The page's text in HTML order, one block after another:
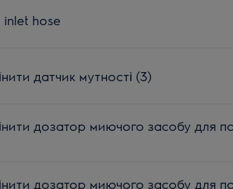
hose
датчик мутності (3)
дозатор миючого засобу для
дозатор миючого засобу для